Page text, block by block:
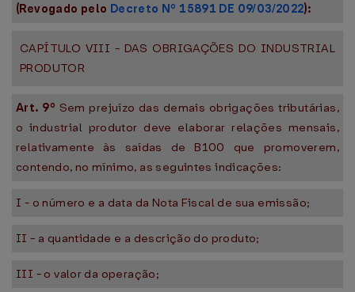
(Revogado pelo Decreto Nº 15891 DE 09/03/2022):
CAPÍTULO VIII - DAS OBRIGAÇÕES DO INDUSTRIAL
PRODUTOR
Art. 9º Sem prejuízo das demais obrigações tributárias,
o industrial produtor deve elaborar relações mensais,
relativamente às saídas de B100 que promoverem,
contendo, no mínimo, as seguintes indicações:
I - o número e a data da Nota Fiscal de sua emissão;
II - a quantidade e a descrição do produto;
III - o valor da operação;